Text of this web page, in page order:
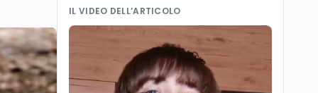
IL VIDEO DELL’ARTICOLO